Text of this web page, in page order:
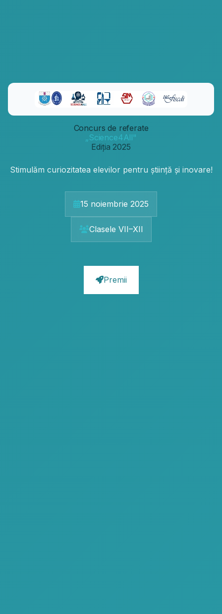
Concurs de referate
„Science4All"
Ediția 2025
Stimulăm curiozitatea elevilor pentru știință și inovare!
15 noiembrie 2025
Clasele VII–XII
Premii